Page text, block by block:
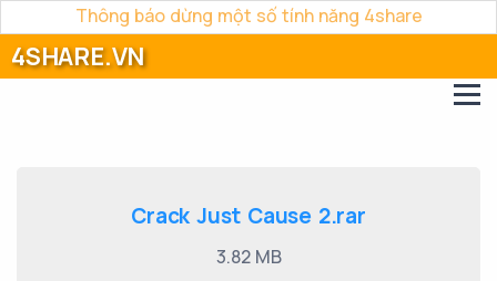
Thông báo dừng một số tính năng 4share
4SHARE.VN
Crack Just Cause 2.rar
3.82 MB